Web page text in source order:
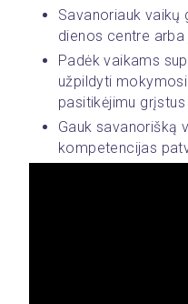
Savanoriauk vaikų
dienos centre
Padėk vaikams
užpildyti
pasitikėjimu
Gauk savanorišką
kompetencijas